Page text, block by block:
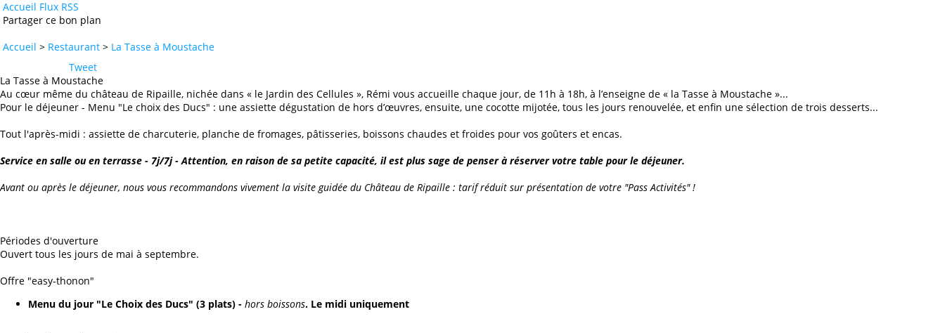
Accueil Flux RSS
Partager ce bon plan
Accueil > Restaurant > La Tasse à Moustache
Tweet
La Tasse à Moustache
Au cœur même du château de Ripaille, nichée dans « le Jardin des Cellules », Rémi vous accueille chaque jour, de 11h à 18h, à l’enseigne de « la Tasse à Moustache »...
Pour le déjeuner - Menu "Le choix des Ducs" : une assiette dégustation de hors d’œuvres, ensuite, une cocotte mijotée, tous les jours renouvelée, et enfin une sélection de trois desserts...
Tout l'après-midi : assiette de charcuterie, planche de fromages, pâtisseries, boissons chaudes et froides pour vos goûters et encas.
Service en salle ou en terrasse - 7j/7j - Attention, en raison de sa petite capacité, il est plus sage de penser à réserver votre table pour le déjeuner.
Avant ou après le déjeuner, nous vous recommandons vivement la visite guidée du Château de Ripaille : tarif réduit sur présentation de votre "Pass Activités" !
Périodes d'ouverture
Ouvert tous les jours de mai à septembre.
Offre "easy-thonon"
Menu du jour "Le Choix des Ducs" (3 plats) - hors boissons. Le midi uniquement